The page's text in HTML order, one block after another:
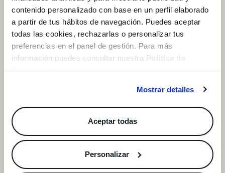
contenido personalizado con base en un perfil elaborado
a partir de tus hábitos de navegación. Puedes aceptar
todas las cookies, rechazarlas o personalizar tus
preferencias en el panel de gestión. Para más
información puedes consultar nuestra Política de
Cookies.
Mostrar detalles
Aceptar todas
Personalizar
App INSIDE Shop
INSIDE Community